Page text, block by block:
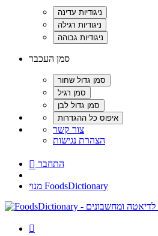
סמן העכבר
צור קשר
הצהרת נגישות
 התחבר
מנוי FoodsDictionary
